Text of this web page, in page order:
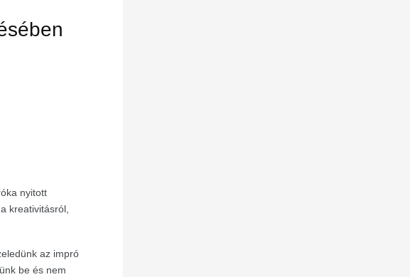
nyitott
kreativitásról,
az impró
be és nem